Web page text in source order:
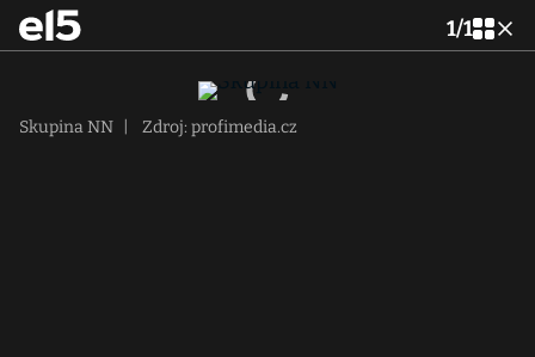
1/1
Skupina NN Zdroj: profimedia.cz